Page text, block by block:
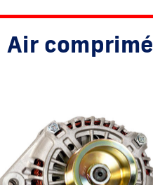
Air comprimé